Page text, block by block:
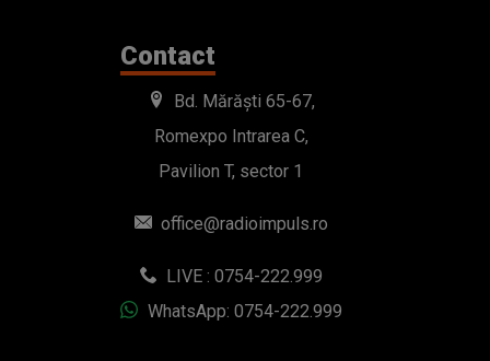
Contact
Bd. Mărăști 65-67,
Romexpo Intrarea C,
Pavilion T, sector 1
office@radioimpuls.ro
LIVE : 0754-222.999
WhatsApp: 0754-222.999